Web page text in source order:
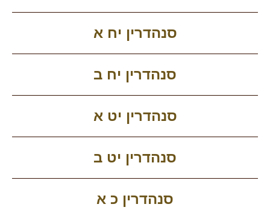
סנהדרין יח א
סנהדרין יח ב
סנהדרין יט א
סנהדרין יט ב
סנהדרין כ א